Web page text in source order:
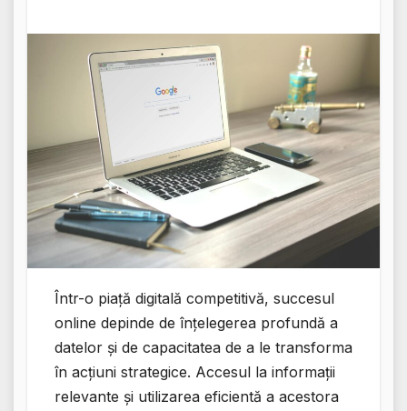
Într-o piață digitală competitivă, succesul
online depinde de înțelegerea profundă a
datelor și de capacitatea de a le transforma
în acțiuni strategice. Accesul la informații
relevante și utilizarea eficientă a acestora